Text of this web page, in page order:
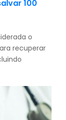
100
o
recuperar